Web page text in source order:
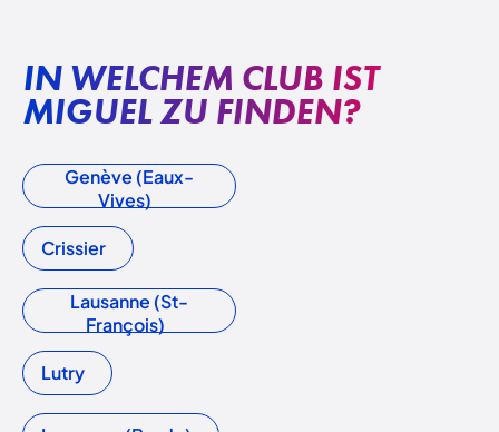
IN WELCHEM CLUB IST
MIGUEL ZU FINDEN?
Genève (Eaux-
Vives)
Crissier
Lausanne (St-
François)
Lutry